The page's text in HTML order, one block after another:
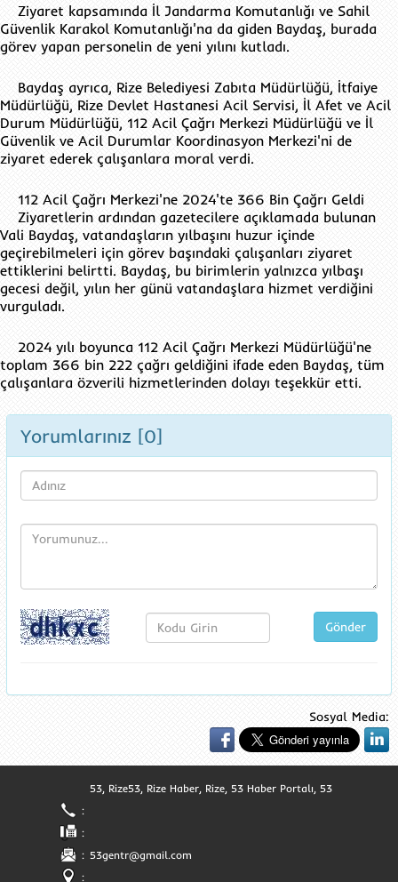
Ziyaret kapsamında İl Jandarma Komutanlığı ve Sahil
Güvenlik Karakol Komutanlığı'na da giden Baydaş, burada
görev yapan personelin de yeni yılını kutladı.
Baydaş ayrıca, Rize Belediyesi Zabıta Müdürlüğü, İtfaiye
Müdürlüğü, Rize Devlet Hastanesi Acil Servisi, İl Afet ve Acil
Durum Müdürlüğü, 112 Acil Çağrı Merkezi Müdürlüğü ve İl
Güvenlik ve Acil Durumlar Koordinasyon Merkezi'ni de
ziyaret ederek çalışanlara moral verdi.
112 Acil Çağrı Merkezi'ne 2024'te 366 Bin Çağrı Geldi
Ziyaretlerin ardından gazetecilere açıklamada bulunan
Vali Baydaş, vatandaşların yılbaşını huzur içinde
geçirebilmeleri için görev başındaki çalışanları ziyaret
ettiklerini belirtti. Baydaş, bu birimlerin yalnızca yılbaşı
gecesi değil, yılın her günü vatandaşlara hizmet verdiğini
vurguladı.
2024 yılı boyunca 112 Acil Çağrı Merkezi Müdürlüğü'ne
toplam 366 bin 222 çağrı geldiğini ifade eden Baydaş, tüm
çalışanlara özverili hizmetlerinden dolayı teşekkür etti.
Yorumlarınız [0]
Gönder
Sosyal Media:
53, Rize53, Rize Haber, Rize, 53 Haber Portalı, 53
:
:
: 53gentr@gmail.com
: